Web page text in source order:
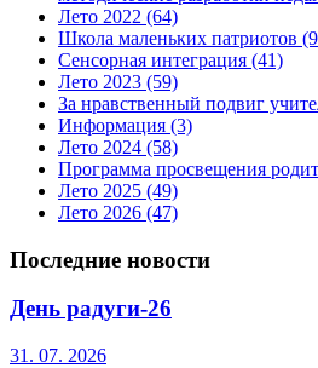
Лето 2022 (64)
Школа маленьких патриотов
Сенсорная интеграция (41)
Лето 2023 (59)
За нравственный подвиг
Информация (3)
Лето 2024 (58)
Программа просвещения
Лето 2025 (49)
Лето 2026 (47)
Последние новости
День радуги-26
31. 07. 2026